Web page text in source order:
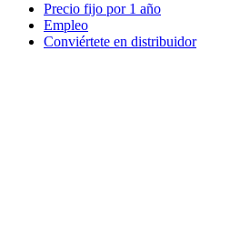
Precio fijo por 1 año
Empleo
Conviértete en distribuidor